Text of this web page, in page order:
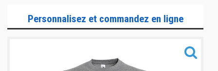
Gamme Sportswear
Informations
Personnalisez et commandez en ligne